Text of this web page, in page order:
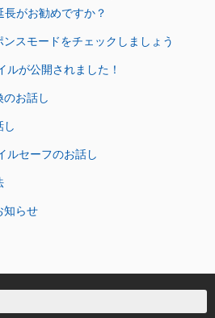
がお勧めですか？
スモードをチェックしましょう
ルが公開されました！
お話し
セーフのお話し
知らせ